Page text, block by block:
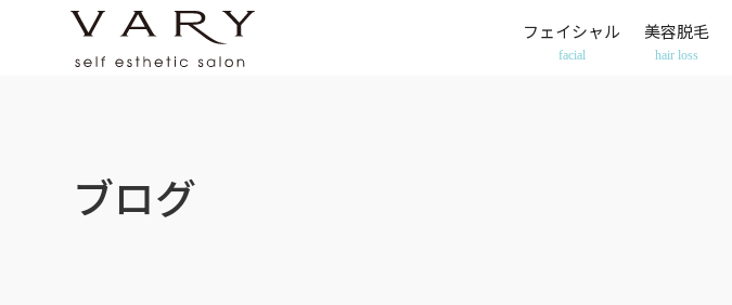
フェイシャル
facial
美容脱毛
hair loss
ブログ